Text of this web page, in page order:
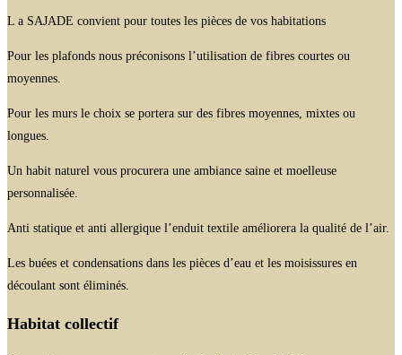
L a SAJADE convient pour toutes les pièces de vos habitations
Pour les plafonds nous préconisons l’utilisation de fibres courtes ou
moyennes.
Pour les murs le choix se portera sur des fibres moyennes, mixtes ou
longues.
Un habit naturel vous procurera une ambiance saine et moelleuse
personnalisée.
Anti statique et anti allergique l’enduit textile améliorera la qualité de l’air.
Les buées et condensations dans les pièces d’eau et les moisissures en
découlant sont éliminés.
Habitat collectif